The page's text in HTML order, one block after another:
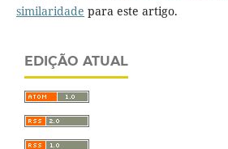
similaridade para este artigo.
EDIÇÃO ATUAL